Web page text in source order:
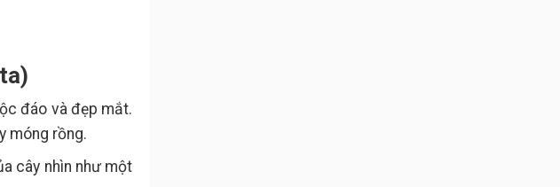
đáo và đẹp mắt.
móng rồng.
cây nhìn như một